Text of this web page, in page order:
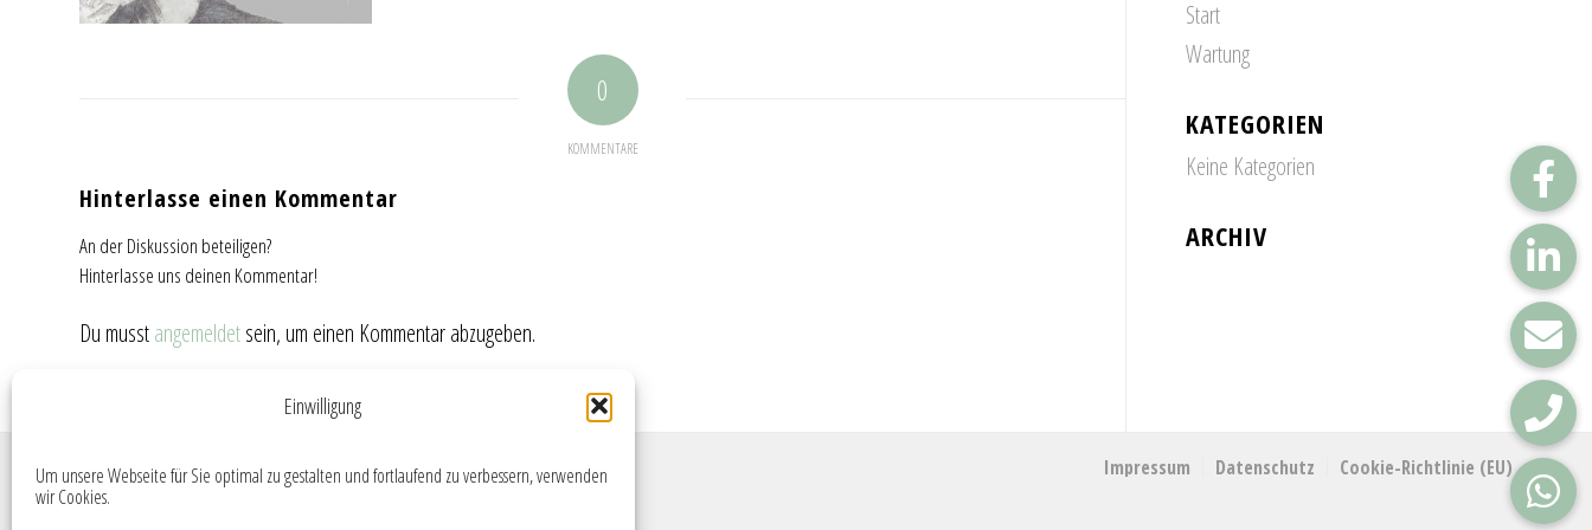
Einwilligung
Um unsere Webseite für Sie optimal zu gestalten und fortlaufend zu verbessern, verwenden
wir Cookies.
0
KOMMENTARE
Hinterlasse einen Kommentar
An der Diskussion beteiligen?
Hinterlasse uns deinen Kommentar!
Du musstangemeldetsein, um einen Kommentar abzugeben.
Start
Wartung
KATEGORIEN
Keine Kategorien
ARCHIV
Impressum Datenschutz Cookie-Richtlinie (EU)